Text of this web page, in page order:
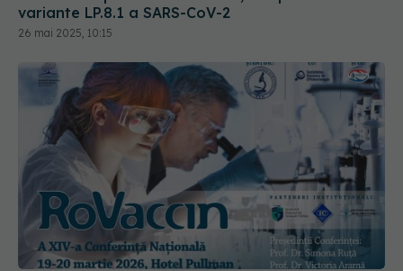
Conferința Rovaccin, dovezi științifice despre
vaccinare
18 mar 2026, 16:57